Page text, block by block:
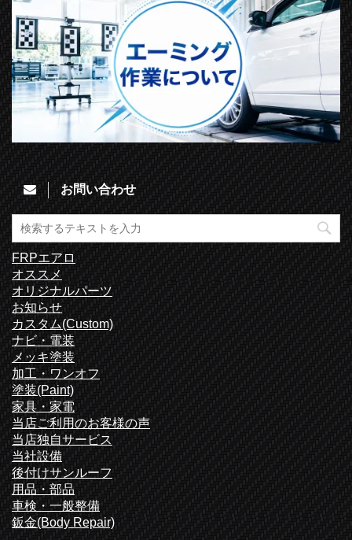
お問い合わせ
FRPエアロ
オススメ
オリジナルパーツ
お知らせ
カスタム(Custom)
ナビ・電装
メッキ塗装
加工・ワンオフ
塗装(Paint)
家具・家電
当店ご利用のお客様の声
当店独自サービス
当社設備
後付けサンルーフ
用品・部品
車検・一般整備
鈑金(Body Repair)